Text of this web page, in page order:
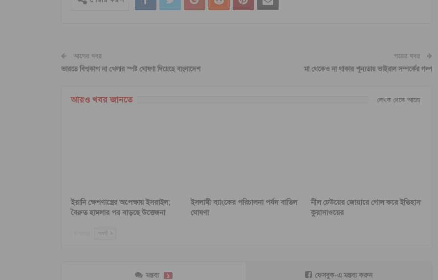
আগের খবর
ভারতে বিশ্বকাপ না খেলার স্পষ্ট ঘোষণা দিয়েছে বাংলাদেশ
পরের খবর
মা থেকেও না থাকার শূন্যতায় ভাইরাল সম্পর্কের গল্প
আরও খবর জানতে লেখক থেকে আরো
ইরানি ক্ষেপণাস্ত্রের অপেক্ষায় ইসরাইল;
বৈরুত হামলার পর বাড়ছে উত্তেজনা
ইসলামী ব্যাংকের পরিচালনা পর্ষদ বাতিল
ঘোষণা
নীল ঢেউয়ের জোয়ারে গোল করে ইতিহাস
কুরাসাওয়ের
পরবর্তী
মন্তব্য ১ ফেসবুক-এ মন্তব্য করুন